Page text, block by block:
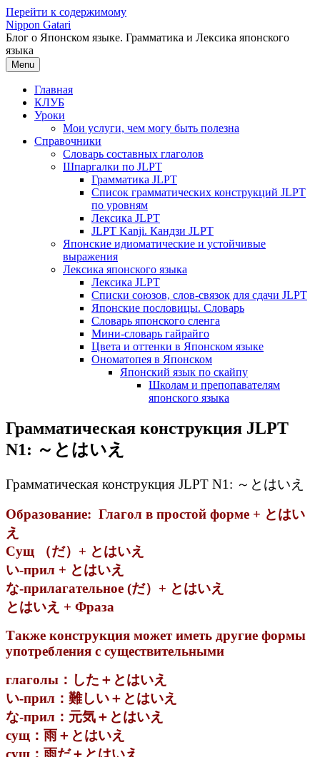
Перейти к содержимому
Nippon Gatari
Блог о Японском языке. Грамматика и Лексика японского
языка
Menu
Главная
КЛУБ
Уроки
Мои услуги, чем могу быть полезна
Справочники
Словарь составных глаголов
Шпаргалки по JLPT
Грамматика JLPT
Список грамматических конструкций JLPT
по уровням
Лексика JLPT
JLPT Kanji. Кандзи JLPT
Японские идиоматические и устойчивые
выражения
Лексика японского языка
Лексика JLPT
Списки союзов, слов-связок для сдачи JLPT
Японские пословицы. Словарь
Словарь японского сленга
Мини-словарь гайрайго
Цвета и оттенки в Японском языке
Ономатопея в Японском
Японский язык по скайпу
Школам и препопавателям
японского языка
Грамматическая конструкция JLPT
N1: ～とはいえ
Грамматическая конструкция JLPT N1: ～とはいえ
Образование: Глагол в простой форме + とはい
え
Сущ （だ）+ とはいえ
い-прил + とはいえ
な-прилагательное (だ）+ とはいえ
とはいえ + Фраза
Также конструкция может иметь другие формы
употребления с существительными
глаголы：した＋とはいえ
い-прил：難しい＋とはいえ
な-прил：元気＋とはいえ
сущ：雨＋とはいえ
сущ：雨だ＋とはいえ